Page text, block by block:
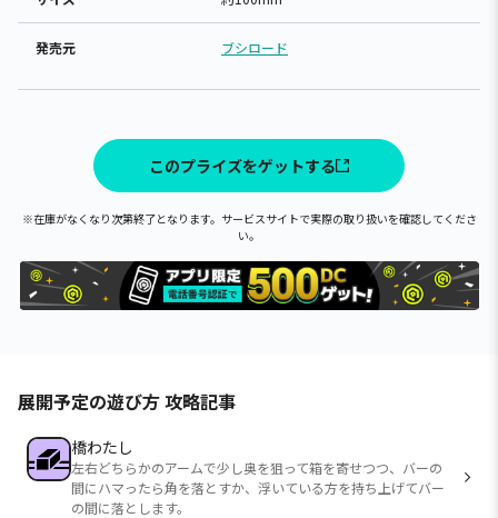
発売元 ブシロード
このプライズをゲットする
※在庫がなくなり次第終了となります。サービスサイトで実際の取り扱いを確認してくださ
い。
展開予定の遊び方 攻略記事
橋わたし
左右どちらかのアームで少し奥を狙って箱を寄せつつ、バーの
間にハマったら角を落とすか、浮いている方を持ち上げてバー
の間に落とします。